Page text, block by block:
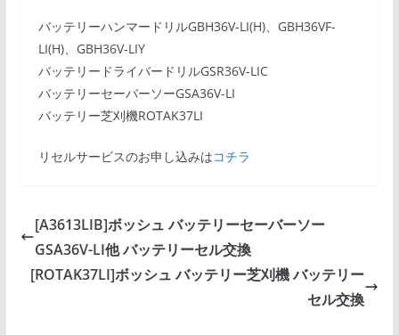
バッテリーハンマードリルGBH36V-LI(H)、GBH36VF-
LI(H)、GBH36V-LIY
バッテリードライバードリルGSR36V-LIC
バッテリーセーバーソーGSA36V-LI
バッテリー芝刈機ROTAK37LI
リセルサービスのお申し込みはコチラ
[A3613LIB]ボッシュ バッテリーセーバーソー
GSA36V-LI他 バッテリーセル交換
[ROTAK37LI]ボッシュ バッテリー芝刈機 バッテリー
セル交換